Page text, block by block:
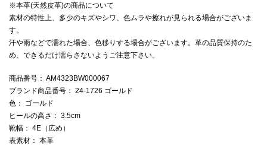
※本革(天然皮革)の商品について
素材の特性上、多少のキズやシワ、色ムラや擦れが見られる場合がございま
す。
汗や雨などで濡れた場合、色移りする場合がございます。革の品質保持のた
め、できるだけ濡らさないようご注意下さい。
商品番号 ： AM4323BW000067
ブランド商品番号 ： 24-1726 ゴールド
色 ： ゴールド
ヒールの高さ ： 3.5cm
靴幅 ： 4E（広め）
表素材 ： 本革